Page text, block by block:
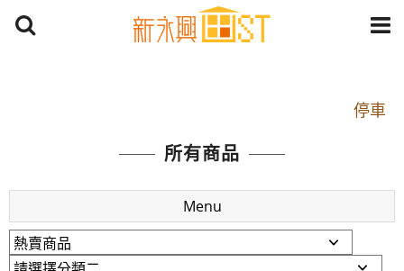
停車
捷運： 中和線【頂溪站 2 號出口】往中山路1段139
原Line已滿 無法加Line好友 請親愛的客戶加入
LINE官方帳號@a0975005573
開車：中山路1段 到永平路路口(樂華夜市口)門口可
所有商品
Menu